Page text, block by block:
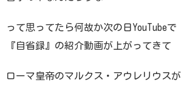
って思ってたら何故か次の日YouTubeで
『自省録』の紹介動画が上がってきて
ローマ皇帝のマルクス・アウレリウスが